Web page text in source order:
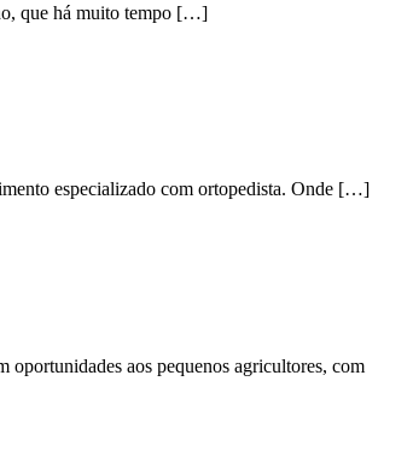
que há muito tempo […]
especializado com ortopedista. Onde […]
oportunidades aos pequenos agricultores, com